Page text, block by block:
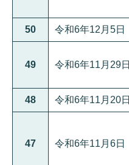
50 令和6年12月5日
49 令和6年11月29日
48 令和6年11月20日
47 令和6年11月6日